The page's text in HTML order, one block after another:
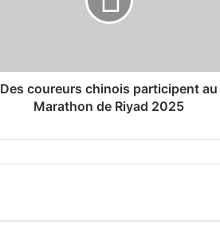
Des coureurs chinois participent au
Marathon de Riyad 2025